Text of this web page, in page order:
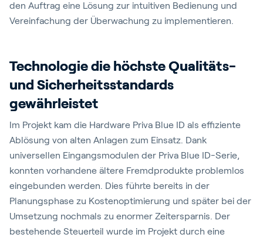
den Auftrag eine Lösung zur intuitiven Bedienung und
Vereinfachung der Überwachung zu implementieren.
Technologie die höchste Qualitäts-
und Sicherheitsstandards
gewährleistet
Im Projekt kam die Hardware Priva Blue ID als effiziente
Ablösung von alten Anlagen zum Einsatz. Dank
universellen Eingangsmodulen der Priva Blue ID-Serie,
konnten vorhandene ältere Fremdprodukte problemlos
eingebunden werden. Dies führte bereits in der
Planungsphase zu Kostenoptimierung und später bei der
Umsetzung nochmals zu enormer Zeitersparnis. Der
bestehende Steuerteil wurde im Projekt durch eine